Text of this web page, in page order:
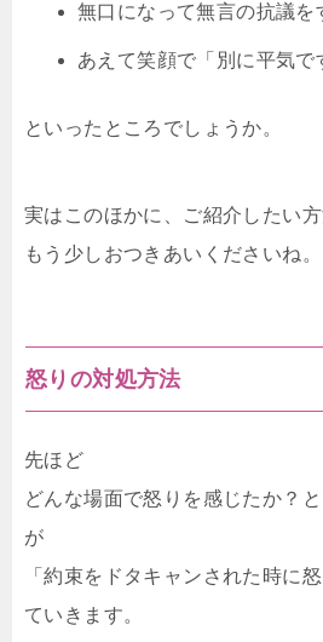
無口になって無言の抗議を
あえて笑顔で「別に平気で
といったところでしょうか。
実はこのほかに、ご紹介したい
もう少しおつきあいくださいね。
怒りの対処方法
先ほど
どんな場面で怒りを感じたか？
が
「約束をドタキャンされた時に
ていきます。